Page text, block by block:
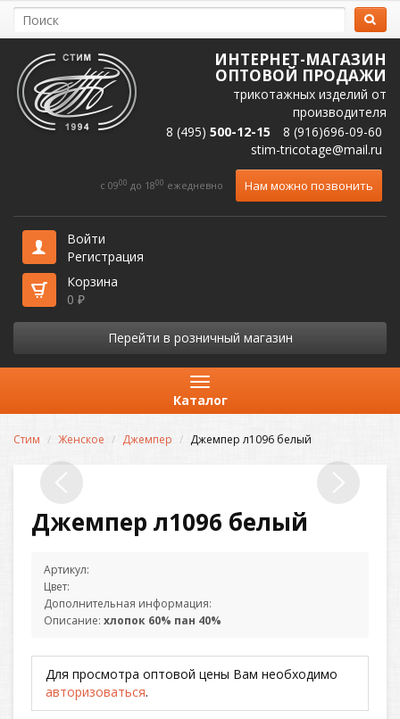
ИНТЕРНЕТ-МАГАЗИН
ОПТОВОЙ ПРОДАЖИ
трикотажных изделий от
производителя
8 (495) 500-12-15
8 (916)696-09-60
stim-tricotage@mail.ru
c 0900 до 1800 ежедневно Нам можно позвонить
Войти
Регистрация
Корзина
0 ₽
Перейти в розничный магазин
Каталог
Стим Женское Джемпер Джемпер л1096 белый
Джемпер л1096 белый
Артикул:
Цвет:
Дополнительная информация:
Описание: хлопок 60% пан 40%
Для просмотра оптовой цены Вам необходимо
авторизоваться.